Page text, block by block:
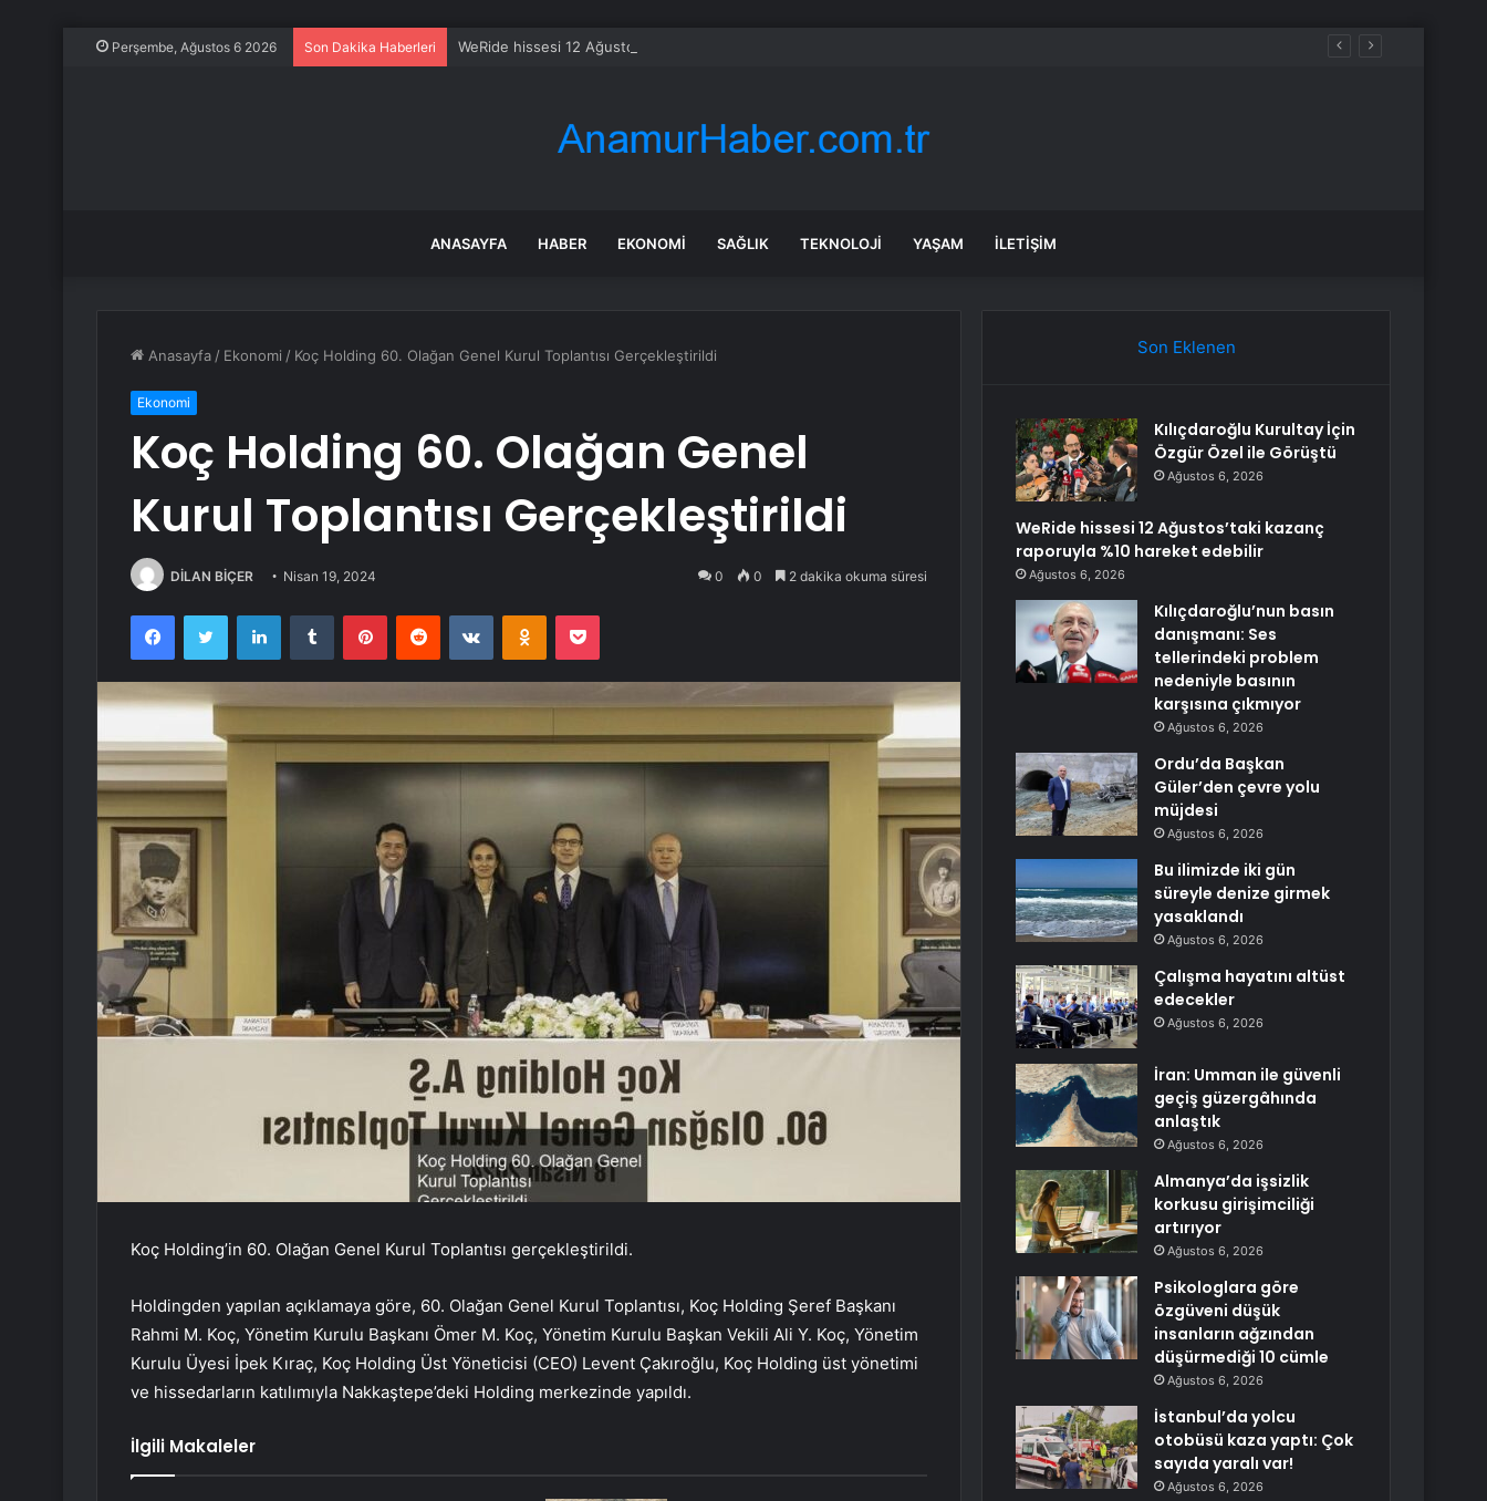
Perşembe, Ağustos 6 2026 Son Dakika Haberleri WeRide hissesi 12 Ağustos’taki kazanç raporuyla %10 hareket edebilir
ANASAYFA HABER EKONOMI SAĞLIK TEKNOLOJI YAŞAM İLETIŞIM
Anasayfa / Ekonomi / Koç Holding 60. Olağan Genel Kurul Toplantısı Gerçekleştirildi
Ekonomi
Koç Holding 60. Olağan Genel
Kurul Toplantısı Gerçekleştirildi
DİLAN BİÇER Nisan 19, 2024 0 0 2 dakika okuma süresi
FacebookTwitter LinkedInTumblr PinterestReddit VKontakteOdnoklassniki
Pocket
Koç Holding’in 60. Olağan Genel Kurul Toplantısı gerçekleştirildi.
Holdingden yapılan açıklamaya göre, 60. Olağan Genel Kurul Toplantısı, Koç Holding Şeref Başkanı
Rahmi M. Koç, Yönetim Kurulu Başkanı Ömer M. Koç, Yönetim Kurulu Başkan Vekili Ali Y. Koç, Yönetim
Kurulu Üyesi İpek Kıraç, Koç Holding Üst Yöneticisi (CEO) Levent Çakıroğlu, Koç Holding üst yönetimi
ve hissedarların katılımıyla Nakkaştepe’deki Holding merkezinde yapıldı.
İlgili Makaleler
Son Eklenen
Kılıçdaroğlu Kurultay İçin
Özgür Özel ile Görüştü
Ağustos 6, 2026
WeRide hissesi 12 Ağustos’taki kazanç
raporuyla %10 hareket edebilir
Ağustos 6, 2026
Kılıçdaroğlu’nun basın
danışmanı: Ses
tellerindeki problem
nedeniyle basının
karşısına çıkmıyor
Ağustos 6, 2026
Ordu’da Başkan
Güler’den çevre yolu
müjdesi
Ağustos 6, 2026
Bu ilimizde iki gün
süreyle denize girmek
yasaklandı
Ağustos 6, 2026
Çalışma hayatını altüst
edecekler
Ağustos 6, 2026
İran: Umman ile güvenli
geçiş güzergâhında
anlaştık
Ağustos 6, 2026
Almanya’da işsizlik
korkusu girişimciliği
artırıyor
Ağustos 6, 2026
Psikologlara göre
özgüveni düşük
insanların ağzından
düşürmediği 10 cümle
Ağustos 6, 2026
İstanbul’da yolcu
otobüsü kaza yaptı: Çok
sayıda yaralı var!
Ağustos 6, 2026